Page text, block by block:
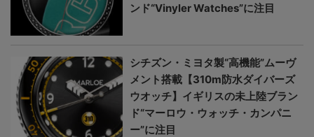
ンド“Vinyler Watches”に注目
シチズン・ミヨタ製“高機能”ムーヴ
メント搭載【310m防水ダイバーズ
ウオッチ】イギリスの未上陸ブラン
ド“マーロウ・ウォッチ・カンパニ
ー”に注目